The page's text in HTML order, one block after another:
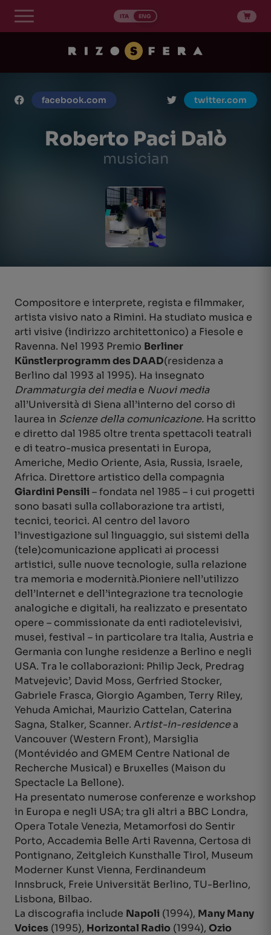
content
ITA ENG
facebook.com twitter.com
Roberto Paci Dalò
musician
Compositore e interprete, regista e filmmaker,
artista visivo nato a Rimini. Ha studiato musica e
arti visive (indirizzo architettonico) a Fiesole e
Ravenna. Nel 1993 Premio Berliner
Künstlerprogramm des DAAD(residenza a
Berlino dal 1993 al 1995). Ha insegnato
Drammaturgia dei mediae Nuovi media
all’Università di Siena all’interno del corso di
laurea in Scienze della comunicazione. Ha scritto
e diretto dal 1985 oltre trenta spettacoli teatrali
e di teatro-musica presentati in Europa,
Americhe, Medio Oriente, Asia, Russia, Israele,
Africa. Direttore artistico della compagnia
Giardini Pensili– fondata nel 1985 – i cui progetti
sono basati sulla collaborazione tra artisti,
tecnici, teorici. Al centro del lavoro
l’investigazione sul linguaggio, sui sistemi della
(tele)comunicazione applicati ai processi
artistici, sulle nuove tecnologie, sulla relazione
tra memoria e modernità.Pioniere nell’utilizzo
dell’Internet e dell’integrazione tra tecnologie
analogiche e digitali, ha realizzato e presentato
opere – commissionate da enti radiotelevisivi,
musei, festival – in particolare tra Italia, Austria e
Germania con lunghe residenze a Berlino e negli
USA. Tra le collaborazioni: Philip Jeck, Predrag
Matvejevic’, David Moss, Gerfried Stocker,
Gabriele Frasca, Giorgio Agamben, Terry Riley,
Yehuda Amichai, Maurizio Cattelan, Caterina
Sagna, Stalker, Scanner. Artist-in-residencea
Vancouver (Western Front), Marsiglia
(Montévidéo and GMEM Centre National de
Recherche Musical) e Bruxelles (Maison du
Spectacle La Bellone).
Ha presentato numerose conferenze e workshop
in Europa e negli USA; tra gli altri a BBC Londra,
Opera Totale Venezia, Metamorfosi do Sentir
Porto, Accademia Belle Arti Ravenna, Certosa di
Pontignano, Zeitgleich Kunsthalle Tirol, Museum
Moderner Kunst Vienna, Ferdinandeum
Innsbruck, Freie Universität Berlino, TU-Berlino,
Lisbona, Bilbao.
La discografia include Napoli (1994), Many Many
Voices (1995), Horizontal Radio (1994), Ozio